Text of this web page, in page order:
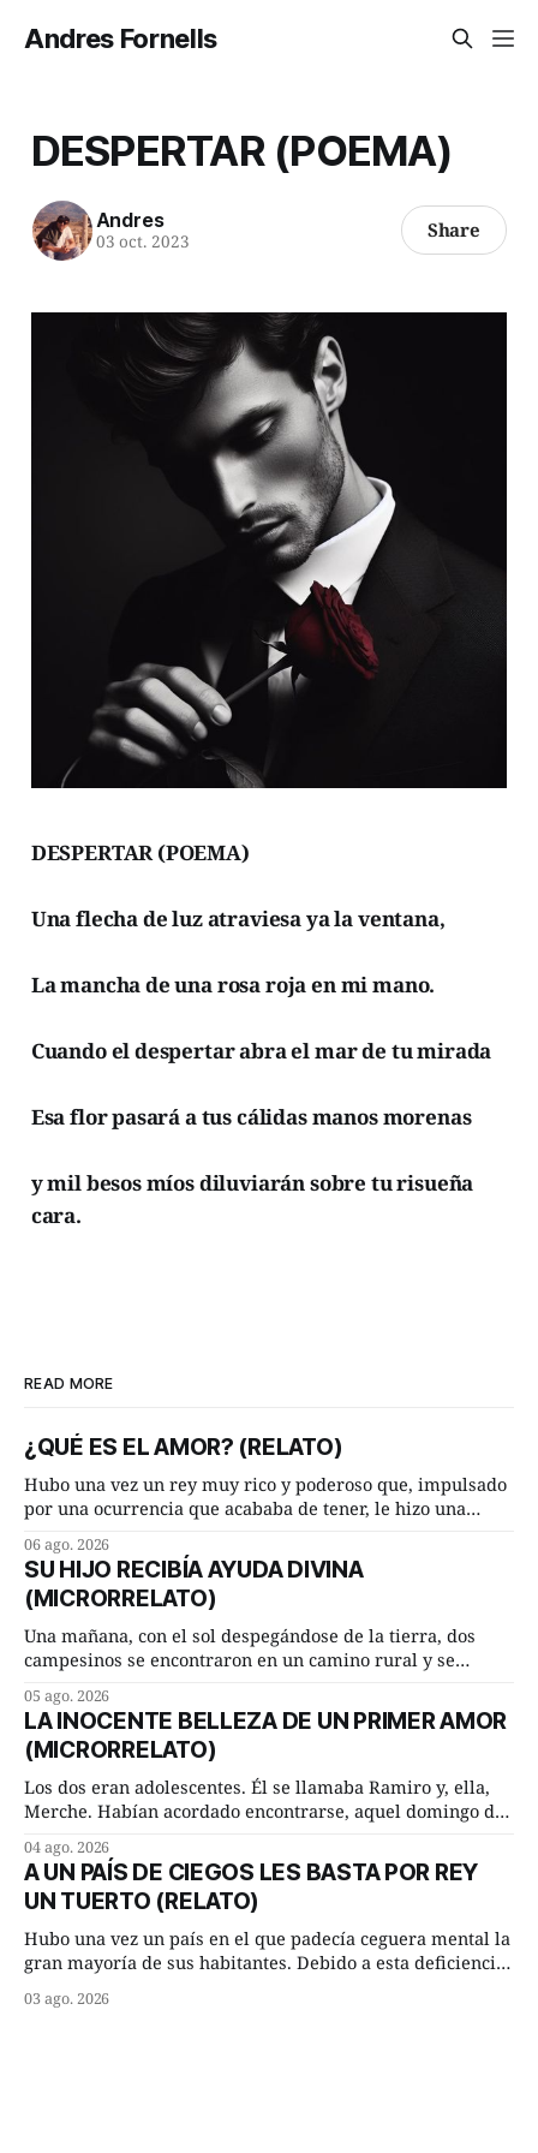
Andres Fornells
DESPERTAR (POEMA)
Andres
03 oct. 2023 Share
DESPERTAR (POEMA)
Una flecha de luz atraviesa ya la ventana,
La mancha de una rosa roja en mi mano.
Cuando el despertar abra el mar de tu mirada
Esa flor pasará a tus cálidas manos morenas
y mil besos míos diluviarán sobre tu risueña
cara.
READ MORE
¿QUÉ ES EL AMOR? (RELATO)
Hubo una vez un rey muy rico y poderoso que, impulsado
por una ocurrencia que acababa de tener, le hizo una
Dime, hombre sabio, ¿qué es el amor según tú? Su
consejero, que era muy prudente y astuto le respondió de
inmediato:
06 ago. 2026
SU HIJO RECIBÍA AYUDA DIVINA
(MICRORRELATO)
Una mañana, con el sol despegándose de la tierra, dos
campesinos se encontraron en un camino rural y se
remolachas, Manuel? —quiso saber uno. —Eso acabo de
hacer, Paco. ¿Cómo va ese maíz tuyo? --se interesó el otro.
—De momento mejor
05 ago. 2026
LA INOCENTE BELLEZA DE UN PRIMER AMOR
(MICRORRELATO)
Los dos eran adolescentes. Él se llamaba Ramiro y, ella,
Merche. Habían acordado encontrarse, aquel domingo de
lugar del río que debía este nombre a la pronunciada
curva que la corriente fluvial presentaba en aquel punto.
Habían dispuesto que
04 ago. 2026
A UN PAÍS DE CIEGOS LES BASTA POR REY
UN TUERTO (RELATO)
Hubo una vez un país en el que padecía ceguera mental la
gran mayoría de sus habitantes. Debido a esta deficiencia,
superiores en número a los que no padecían ninguna
03 ago. 2026